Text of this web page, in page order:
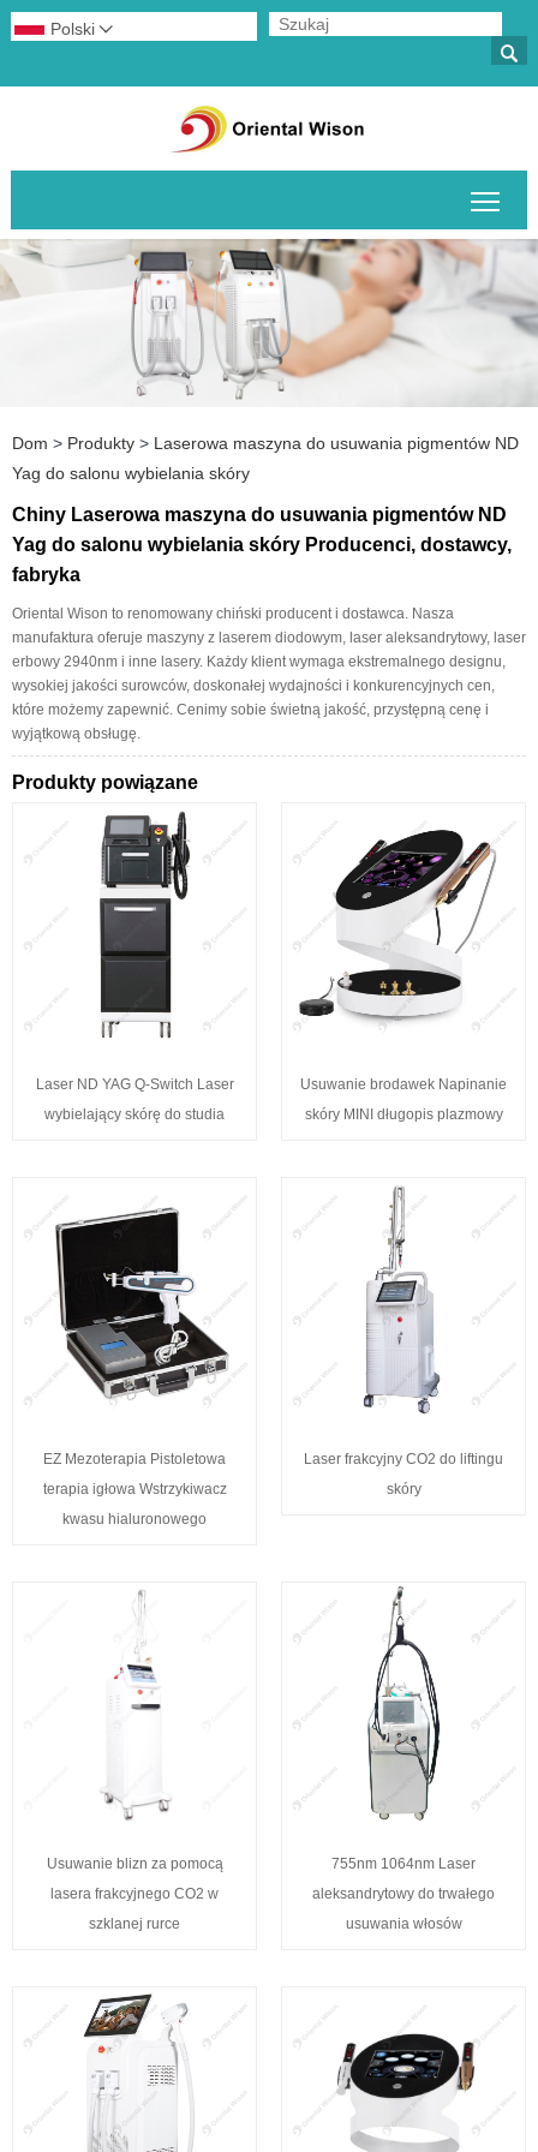

Polski 
Dom > Produkty > Laserowa maszyna do usuwania pigmentów ND
Yag do salonu wybielania skóry
Chiny Laserowa maszyna do usuwania pigmentów ND
Yag do salonu wybielania skóry Producenci, dostawcy,
fabryka
Oriental Wison to renomowany chiński producent i dostawca. Nasza
manufaktura oferuje maszyny z laserem diodowym, laser aleksandrytowy, laser
erbowy 2940nm i inne lasery. Każdy klient wymaga ekstremalnego designu,
wysokiej jakości surowców, doskonałej wydajności i konkurencyjnych cen,
które możemy zapewnić. Cenimy sobie świetną jakość, przystępną cenę i
wyjątkową obsługę.
Produkty powiązane
Laser ND YAG Q-Switch Laser
wybielający skórę do studia
Usuwanie brodawek Napinanie
skóry MINI długopis plazmowy
EZ Mezoterapia Pistoletowa
terapia igłowa Wstrzykiwacz
kwasu hialuronowego
Laser frakcyjny CO2 do liftingu
skóry
Usuwanie blizn za pomocą
lasera frakcyjnego CO2 w
szklanej rurce
755nm 1064nm Laser
aleksandrytowy do trwałego
usuwania włosów